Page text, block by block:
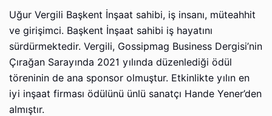
Uğur Vergili Başkent İnşaat sahibi, iş insanı, müteahhit
ve girişimci. Başkent İnşaat sahibi iş hayatını
sürdürmektedir. Vergili, Gossipmag Business Dergisi’nin
Çırağan Sarayında 2021 yılında düzenlediği ödül
töreninin de ana sponsor olmuştur. Etkinlikte yılın en
iyi inşaat firması ödülünü ünlü sanatçı Hande Yener’den
almıştır.